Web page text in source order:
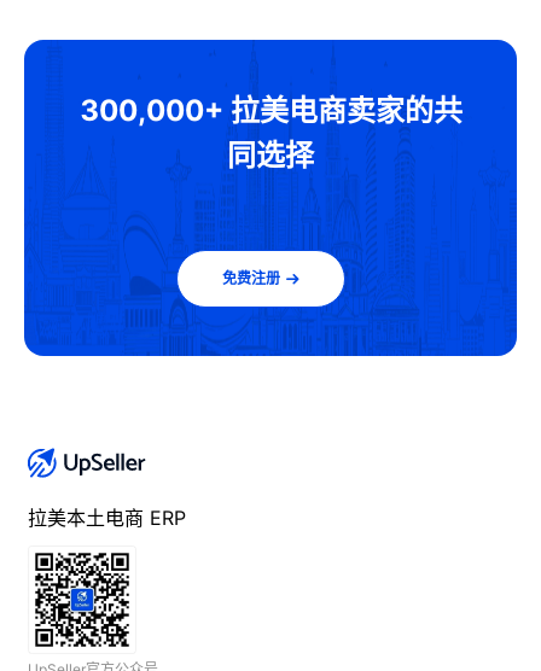
300,000+ 拉美电商卖家的共
同选择
免费注册
拉美本土电商 ERP